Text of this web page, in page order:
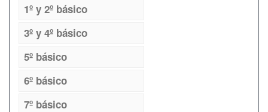
1º y 2º básico
3º y 4º básico
5º básico
6º básico
7º básico